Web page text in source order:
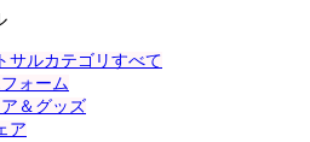
サルカテゴリすべて
ォーム
＆グッズ
ア